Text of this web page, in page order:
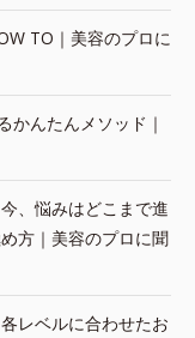
TO｜美容のプロに
かんたんメソッド｜
、悩みはどこまで進
方｜美容のプロに聞
レベルに合わせたお